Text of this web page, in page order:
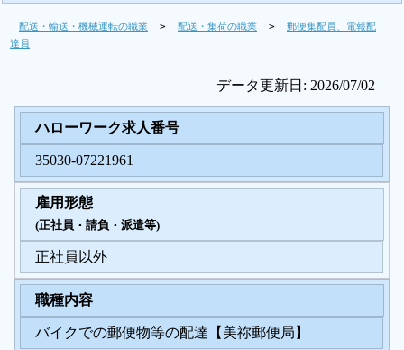
各種セミナー
履歴書ジェネレーター
配送・輸送・機械運転の職業 > 配送・集荷の職業 >
郵便集配員、電報配
達員
データ更新日: 2026/07/02
ハローワーク求人番号
35030-07221961
雇用形態
(正社員・請負・派遣等)
正社員以外
職種内容
バイクでの郵便物等の配達【美祢郵便局】